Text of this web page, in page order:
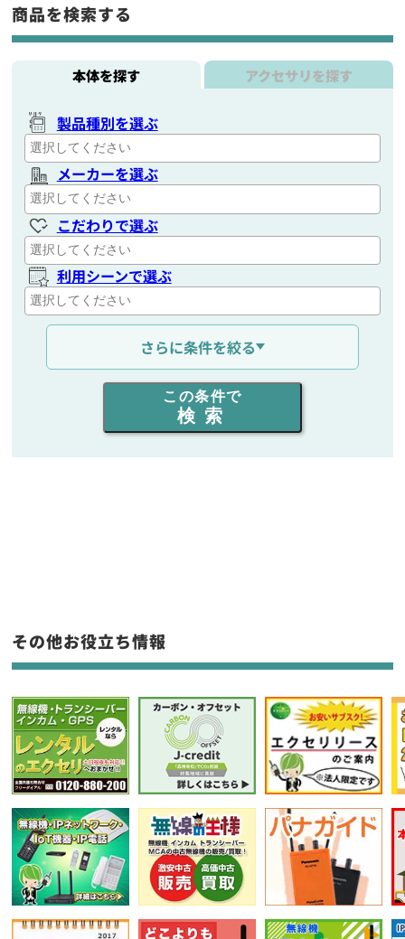
商品を検索する
本体を探す アクセサリを探す
製品種別を選ぶ
メーカーを選ぶ
こだわりで選ぶ
利用シーンで選ぶ
通信距離を選ぶ
出力を選ぶ
同時通話人数を選ぶ
フリーワード入力(製品名等)
選択条件をリセット
さらに条件を絞る
この条件で
検索
その他お役立ち情報